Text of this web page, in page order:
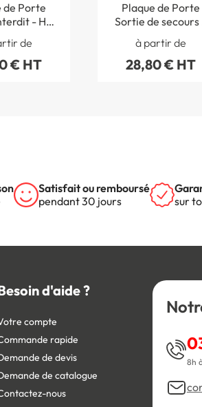
de Porte
- H
97 mm -
-Gamme
de
€ HT
Plaque de Porte
Sortie de secours
H 200 x Larg 97 mm
- Bambou -Gamme
Woody®
à partir de
28,80 € HT
Satisfait ou remboursé
pendant 30 jours
sur
d'aide ?
compte
rapide
de devis
de catalogue
nous
8h